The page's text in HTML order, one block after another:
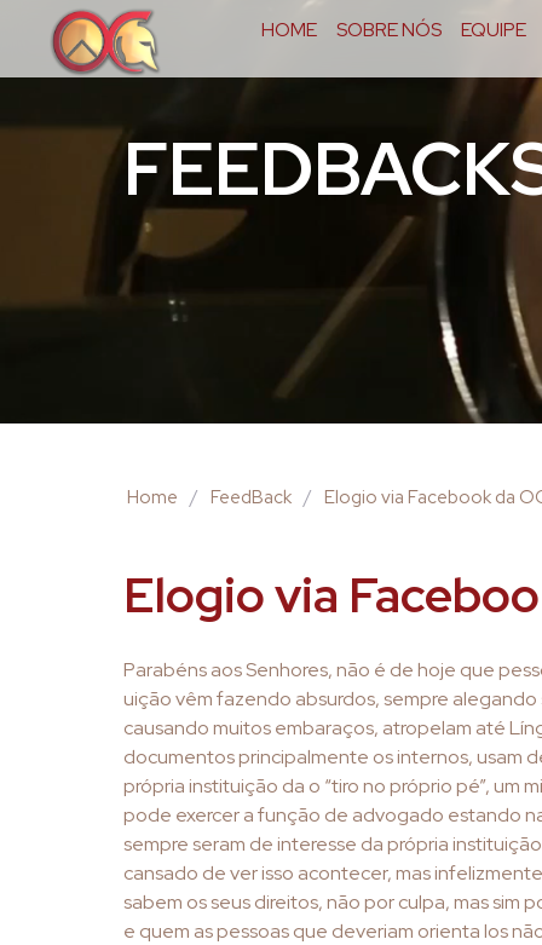
HOME SOBRE NÓS EQUIPE
Home / FeedBack / Elogio via Facebook da
Elogio via
Parabéns aos Senhores, não é de hoje que
uição vêm fazendo absurdos, sempre
causando muitos embaraços, atropelam até
documentos principalmente os internos, usam
própria instituição da o “tiro no próprio pé”, um
pode exercer a função de advogado estando
sempre seram de interesse da própria
cansado de ver isso acontecer, mas
sabem os seus direitos, não por culpa, mas sim
e quem as pessoas que deveriam orienta los